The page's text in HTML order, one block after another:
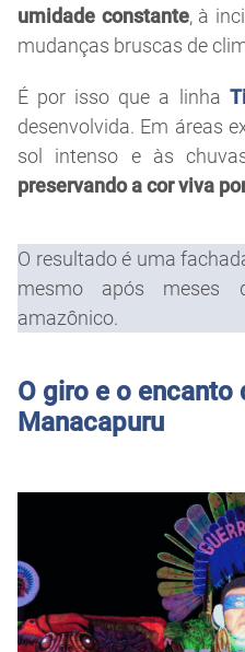
umidade constante, à
mudanças bruscas de
É por isso que a linha
desenvolvida. Em áreas
sol intenso e às
preservando a cor viva
O resultado é uma
mesmo após meses
amazônico.
O giro e o encanto
Manacapuru